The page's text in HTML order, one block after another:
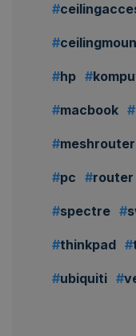
hp
macbook
meshrouter
pc router
spectre
thinkpad
ubiquiti